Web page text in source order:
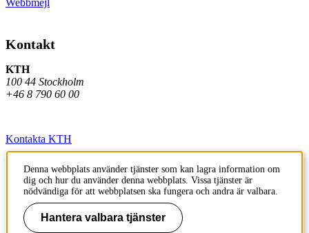
Kontakt
KTH
100 44 Stockholm
+46 8 790 60 00
Kontakta KTH
Jobba på KTH
Press och media
Faktura och betalning KTH
Denna webbplats använder tjänster som kan lagra information om
dig och hur du använder denna webbplats. Vissa tjänster är
nödvändiga för att webbplatsen ska fungera och andra är valbara.
Hantera valbara tjänster